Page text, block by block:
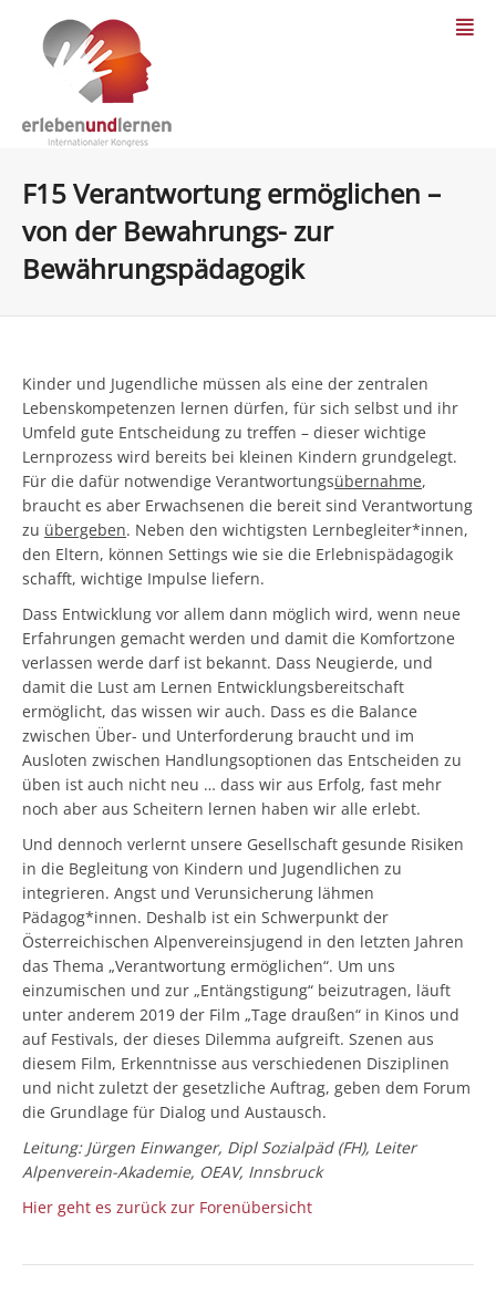
F15 Verantwortung ermöglichen –
von der Bewahrungs- zur
Bewährungspädagogik
Kinder und Jugendliche müssen als eine der zentralen
Lebenskompetenzen lernen dürfen, für sich selbst und ihr
Umfeld gute Entscheidung zu treffen – dieser wichtige
Lernprozess wird bereits bei kleinen Kindern grundgelegt.
Für die dafür notwendige Verantwortungsübernahme,
braucht es aber Erwachsenen die bereit sind Verantwortung
zu übergeben. Neben den wichtigsten Lernbegleiter*innen,
den Eltern, können Settings wie sie die Erlebnispädagogik
schafft, wichtige Impulse liefern.
Dass Entwicklung vor allem dann möglich wird, wenn neue
Erfahrungen gemacht werden und damit die Komfortzone
verlassen werde darf ist bekannt. Dass Neugierde, und
damit die Lust am Lernen Entwicklungsbereitschaft
ermöglicht, das wissen wir auch. Dass es die Balance
zwischen Über- und Unterforderung braucht und im
Ausloten zwischen Handlungsoptionen das Entscheiden zu
üben ist auch nicht neu … dass wir aus Erfolg, fast mehr
noch aber aus Scheitern lernen haben wir alle erlebt.
Und dennoch verlernt unsere Gesellschaft gesunde Risiken
in die Begleitung von Kindern und Jugendlichen zu
integrieren. Angst und Verunsicherung lähmen
Pädagog*innen. Deshalb ist ein Schwerpunkt der
Österreichischen Alpenvereinsjugend in den letzten Jahren
das Thema „Verantwortung ermöglichen“. Um uns
einzumischen und zur „Entängstigung“ beizutragen, läuft
unter anderem 2019 der Film „Tage draußen“ in Kinos und
auf Festivals, der dieses Dilemma aufgreift. Szenen aus
diesem Film, Erkenntnisse aus verschiedenen Disziplinen
und nicht zuletzt der gesetzliche Auftrag, geben dem Forum
die Grundlage für Dialog und Austausch.
Leitung: Jürgen Einwanger, Dipl Sozialpäd (FH), Leiter
Alpenverein-Akademie, OEAV, Innsbruck
Hier geht es zurück zur Forenübersicht